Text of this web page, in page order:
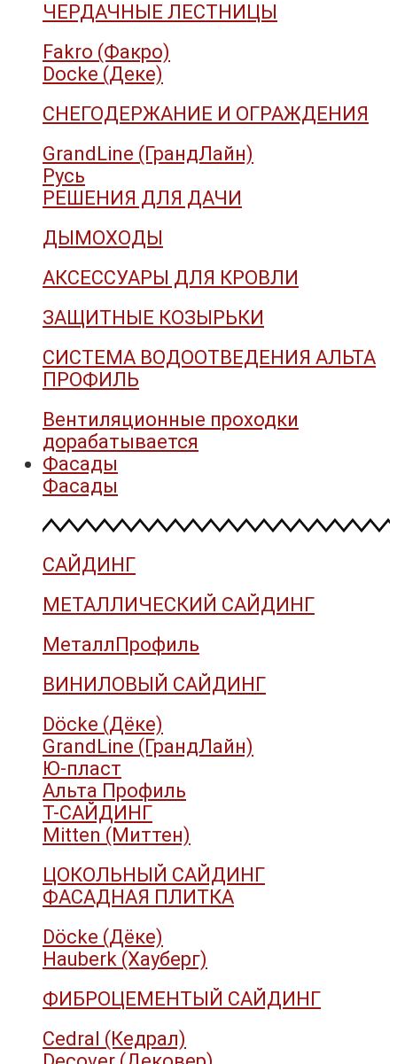
ЧЕРДАЧНЫЕ ЛЕСТНИЦЫ
Fakro (Факро)
Docke (Деке)
СНЕГОДЕРЖАНИЕ И ОГРАЖДЕНИЯ
GrandLine (ГрандЛайн)
Русь
РЕШЕНИЯ ДЛЯ ДАЧИ
ДЫМОХОДЫ
АКСЕССУАРЫ ДЛЯ КРОВЛИ
ЗАЩИТНЫЕ КОЗЫРЬКИ
СИСТЕМА ВОДООТВЕДЕНИЯ АЛЬТА
ПРОФИЛЬ
Вентиляционные проходки
дорабатывается
Фасады
Фасады
САЙДИНГ
МЕТАЛЛИЧЕСКИЙ САЙДИНГ
МеталлПрофиль
ВИНИЛОВЫЙ САЙДИНГ
Döcke (Дёке)
GrandLine (ГрандЛайн)
Ю-пласт
Альта Профиль
Т-САЙДИНГ
Mitten (Миттен)
ЦОКОЛЬНЫЙ САЙДИНГ
ФАСАДНАЯ ПЛИТКА
Döcke (Дёке)
Hauberk (Хауберг)
ФИБРОЦЕМЕНТЫЙ САЙДИНГ
Cedral (Кедрал)